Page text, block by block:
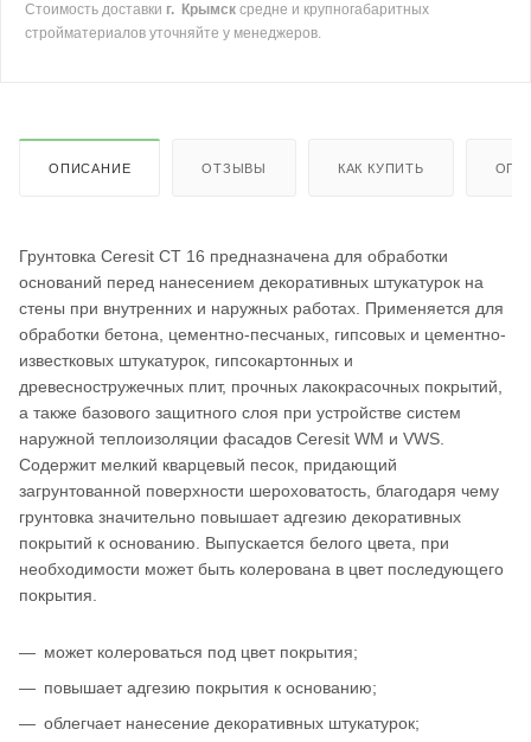
Стоимость доставки г. Крымск средне и крупногабаритных
стройматериалов уточняйте у менеджеров.
ОПИСАНИЕ ОТЗЫВЫ КАК КУПИТЬ
Грунтовка Ceresit CT 16 предназначена для обработки
оснований перед нанесением декоративных штукатурок на
стены при внутренних и наружных работах. Применяется для
обработки бетона, цементно-песчаных, гипсовых и цементно-
известковых штукатурок, гипсокартонных и
древесностружечных плит, прочных лакокрасочных покрытий,
а также базового защитного слоя при устройстве систем
наружной теплоизоляции фасадов Ceresit WM и VWS.
Содержит мелкий кварцевый песок, придающий
загрунтованной поверхности шероховатость, благодаря чему
грунтовка значительно повышает адгезию декоративных
покрытий к основанию. Выпускается белого цвета, при
необходимости может быть колерована в цвет последующего
покрытия.
может колероваться под цвет покрытия;
повышает адгезию покрытия к основанию;
облегчает нанесение декоративных штукатурок;